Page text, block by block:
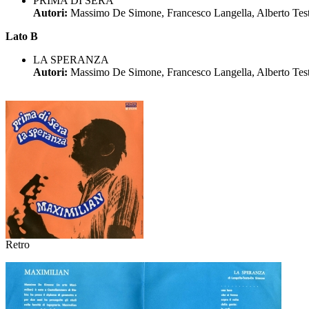
Autori: Massimo De Simone, Francesco Langella, Alberto
Lato B
LA SPERANZA
Autori: Massimo De Simone, Francesco Langella, Alberto
Retro